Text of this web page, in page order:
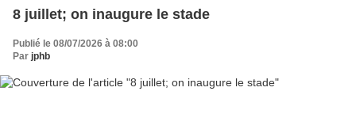
8 juillet; on inaugure le stade
Publié le 08/07/2026 à 08:00
Par jphb